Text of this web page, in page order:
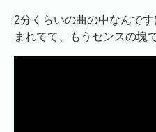
2分くらいの曲の中なんで
まれてて、もうセンスの塊